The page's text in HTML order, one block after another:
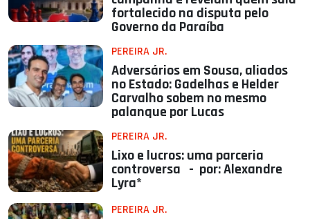
fortalecido na disputa pelo
Governo da Paraíba
PEREIRA JR.
Adversários em Sousa, aliados
no Estado: Gadelhas e Helder
Carvalho sobem no mesmo
palanque por Lucas
PEREIRA JR.
Lixo e lucros: uma parceria
controversa - por: Alexandre
Lyra*
PEREIRA JR.